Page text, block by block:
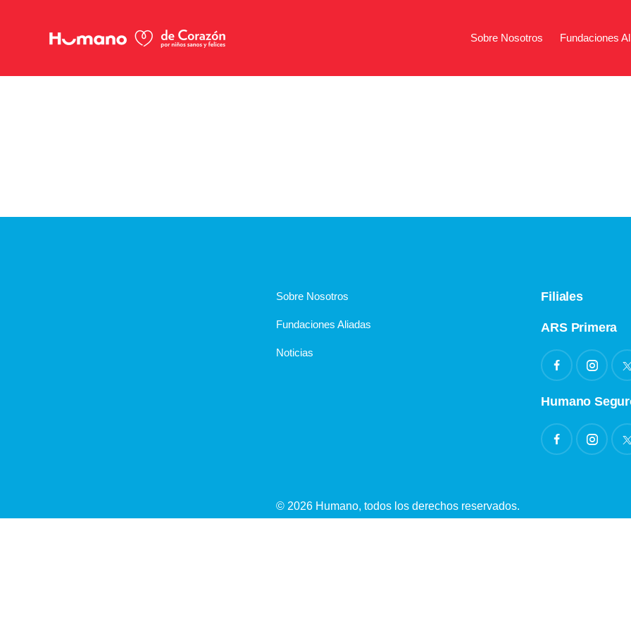
Sobre Nosotros Fundaciones
Sobre Nosotros
Fundaciones Aliadas
Noticias
Filiales
ARS Primera
Humano
© 2026 Humano, todos los derechos reservados.